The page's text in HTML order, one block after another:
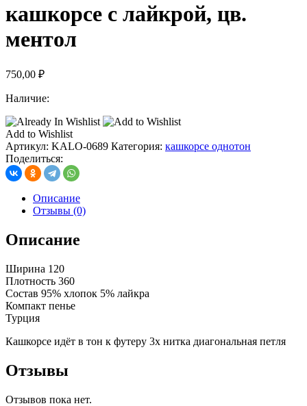
кашкорсе с лайкрой, цв.
ментол
750,00 ₽
Наличие:
Add to Wishlist
Артикул: KALO-0689 Категория: кашкорсе однотон
Поделиться:
Описание
Отзывы (0)
Описание
Ширина 120
Плотность 360
Состав 95% хлопок 5% лайкра
Компакт пенье
Турция
Кашкорсе идёт в тон к футеру 3х нитка диагональная петля
Отзывы
Отзывов пока нет.